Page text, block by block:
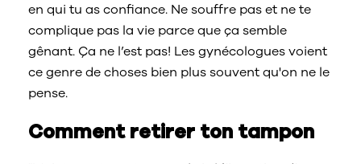
en qui tu as confiance. Ne souffre pas et ne te
complique pas la vie parce que ça semble
gênant. Ça ne l’est pas! Les gynécologues voient
ce genre de choses bien plus souvent qu'on ne le
pense.
Comment retirer ton tampon